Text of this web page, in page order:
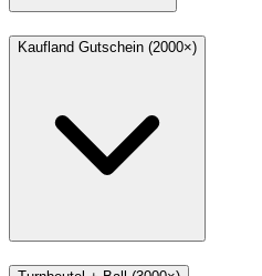
Kaufland Gutschein (2000×)